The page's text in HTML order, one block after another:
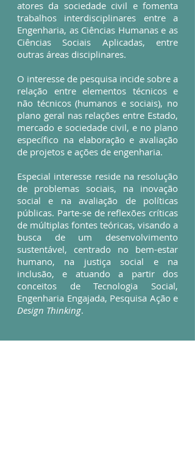
atores da sociedade civil e fomenta
trabalhos interdisciplinares entre a
Engenharia, as Ciências Humanas e as
Ciências Sociais Aplicadas, entre
outras áreas disciplinares.
O interesse de pesquisa incide sobre a
relação entre elementos técnicos e
não técnicos (humanos e sociais), no
plano geral nas relações entre Estado,
mercado e sociedade civil, e no plano
específico na elaboração e avaliação
de projetos e ações de engenharia.
Especial interesse reside na resolução
de problemas sociais, na inovação
social e na avaliação de políticas
públicas. Parte-se de reflexões críticas
de múltiplas fontes teóricas, visando a
busca de um desenvolvimento
sustentável, centrado no bem-estar
humano, na justiça social e na
inclusão, e atuando a partir dos
conceitos de Tecnologia Social,
Engenharia Engajada, Pesquisa Ação e
Design Thinking.